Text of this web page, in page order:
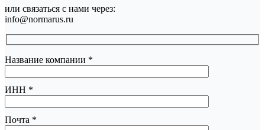
или связаться с нами через:
info@normarus.ru
Название компании *
ИНН *
Почта *